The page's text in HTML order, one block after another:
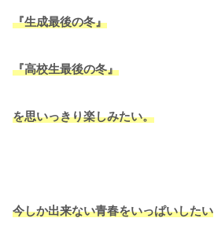
『生成最後の冬』
『高校生最後の冬』
を思いっきり楽しみたい。
今しか出来ない青春をいっぱいしたい